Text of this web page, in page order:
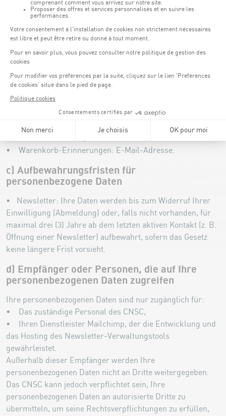
a) Rechtsgrundlagen und Zwecke der
Verarbeitung personenbezogener Daten
Die Verarbeitung verfolgt die Zwecke: der Versand von
Informationen, Nachrichten und Angeboten zum CNSC auf
der Grundlage Ihrer Einwilligung.
b) Kategorien personenbezogener Daten, die
erhoben werden
Um diese Zwecke zu erfüllen, kann das CNSC die folgenden
Daten bei Ihnen erheben:
• Warenkorb-Erinnerungen: E-Mail-Adresse.
c) Aufbewahrungsfristen für
personenbezogene Daten
• Newsletter: Ihre Daten werden bis zum Widerruf Ihrer
Einwilligung (Abmeldung) oder, falls nicht vorhanden, für
maximal drei (3) Jahre ab dem letzten aktiven Kontakt (z. B.
Öffnung einer Newsletter) aufbewahrt, sofern das Gesetz
keine längere Frist vorsieht.
d) Empfänger oder Personen, die auf Ihre
personenbezogenen Daten zugreifen
Ihre personenbezogenen Daten sind nur zugänglich für:
• Das zuständige Personal des CNSC,
• Ihren Dienstleister Mailchimp, der die Entwicklung und
das Hosting des Newsletter-Verwaltungstools
gewährleistet.
Außerhalb dieser Empfänger werden Ihre
personenbezogenen Daten nicht an Dritte weitergegeben.
Das CNSC kann jedoch verpflichtet sein, Ihre
personenbezogenen Daten an autorisierte Dritte zu
übermitteln, um seine Rechtsverpflichtungen zu erfüllen,